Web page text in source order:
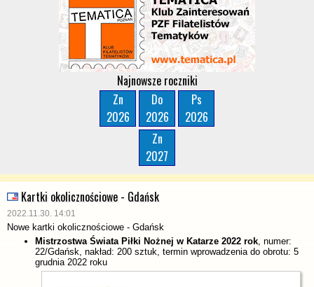
Najnowsze roczniki
Zn
2026
Do
2026
Ps
2026
Zn
2027
Kartki okolicznościowe - Gdańsk
2022.11.30. 14:01
Nowe kartki okolicznościowe - Gdańsk
Mistrzostwa Świata Piłki Nożnej w Katarze 2022 rok, numer:
22/Gdańsk, nakład: 200 sztuk, termin wprowadzenia do obrotu: 5
grudnia 2022 roku